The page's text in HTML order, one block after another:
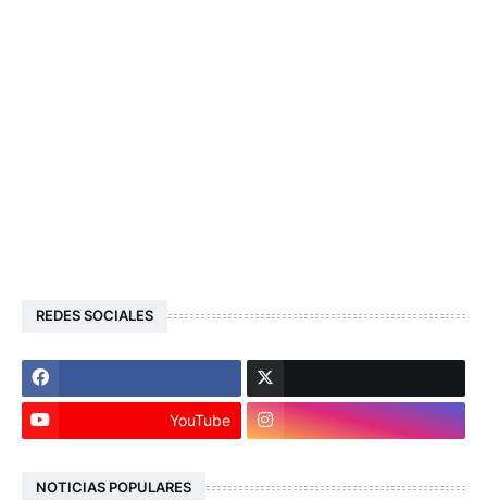
REDES SOCIALES
YouTube
NOTICIAS POPULARES